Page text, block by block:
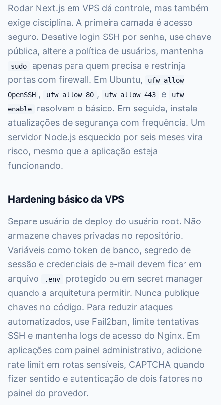
Rodar Next.js em VPS dá controle, mas também
exige disciplina. A primeira camada é acesso
seguro. Desative login SSH por senha, use chave
pública, altere a política de usuários, mantenha
sudo
apenas para quem precisa e restrinja
portas com firewall. Em Ubuntu,
ufw allow
OpenSSH , ufw allow 80 , ufw allow 443 e
ufw
enable
resolvem o básico. Em seguida, instale
atualizações de segurança com frequência. Um
servidor Node.js esquecido por seis meses vira
risco, mesmo que a aplicação esteja
funcionando.
Hardening básico da VPS
Separe usuário de deploy do usuário root. Não
armazene chaves privadas no repositório.
Variáveis como token de banco, segredo de
sessão e credenciais de e-mail devem ficar em
arquivo
.env
protegido ou em secret manager
quando a arquitetura permitir. Nunca publique
chaves no código. Para reduzir ataques
automatizados, use Fail2ban, limite tentativas
SSH e mantenha logs de acesso do Nginx. Em
aplicações com painel administrativo, adicione
rate limit em rotas sensíveis, CAPTCHA quando
fizer sentido e autenticação de dois fatores no
painel do provedor.